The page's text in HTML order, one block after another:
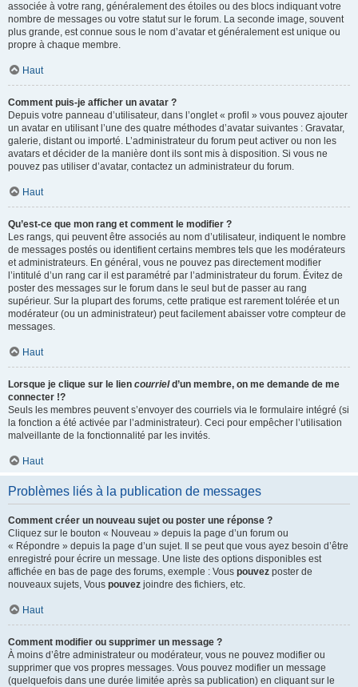
associée à votre rang, généralement des étoiles ou des blocs indiquant votre
nombre de messages ou votre statut sur le forum. La seconde image, souvent
plus grande, est connue sous le nom d’avatar et généralement est unique ou
propre à chaque membre.
Haut
Comment puis-je afficher un avatar ?
Depuis votre panneau d’utilisateur, dans l’onglet « profil » vous pouvez ajouter
un avatar en utilisant l’une des quatre méthodes d’avatar suivantes : Gravatar,
galerie, distant ou importé. L’administrateur du forum peut activer ou non les
avatars et décider de la manière dont ils sont mis à disposition. Si vous ne
pouvez pas utiliser d’avatar, contactez un administrateur du forum.
Haut
Qu’est-ce que mon rang et comment le modifier ?
Les rangs, qui peuvent être associés au nom d’utilisateur, indiquent le nombre
de messages postés ou identifient certains membres tels que les modérateurs
et administrateurs. En général, vous ne pouvez pas directement modifier
l’intitulé d’un rang car il est paramétré par l’administrateur du forum. Évitez de
poster des messages sur le forum dans le seul but de passer au rang
supérieur. Sur la plupart des forums, cette pratique est rarement tolérée et un
modérateur (ou un administrateur) peut facilement abaisser votre compteur de
messages.
Haut
Lorsque je clique sur le lien courrield’un membre, on me demande de me
connecter !?
Seuls les membres peuvent s’envoyer des courriels via le formulaire intégré (si
la fonction a été activée par l’administrateur). Ceci pour empêcher l’utilisation
malveillante de la fonctionnalité par les invités.
Haut
Problèmes liés à la publication de messages
Comment créer un nouveau sujet ou poster une réponse ?
Cliquez sur le bouton « Nouveau » depuis la page d’un forum ou
« Répondre » depuis la page d’un sujet. Il se peut que vous ayez besoin d’être
enregistré pour écrire un message. Une liste des options disponibles est
affichée en bas de page des forums, exemple : Vous pouvez poster de
nouveaux sujets, Vous pouvez joindre des fichiers, etc.
Haut
Comment modifier ou supprimer un message ?
À moins d’être administrateur ou modérateur, vous ne pouvez modifier ou
supprimer que vos propres messages. Vous pouvez modifier un message
(quelquefois dans une durée limitée après sa publication) en cliquant sur le